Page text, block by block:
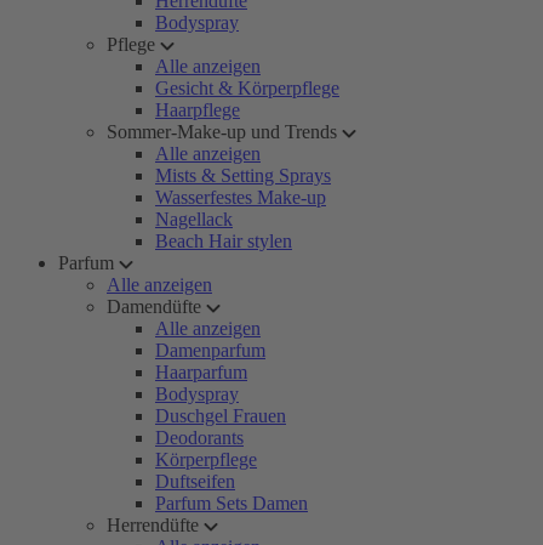
Bodyspray
Pflege
Alle anzeigen
Gesicht & Körperpflege
Haarpflege
Sommer-Make-up und Trends
Alle anzeigen
Mists & Setting Sprays
Wasserfestes Make-up
Nagellack
Beach Hair stylen
Parfum
Alle anzeigen
Damendüfte
Alle anzeigen
Damenparfum
Haarparfum
Bodyspray
Duschgel Frauen
Deodorants
Körperpflege
Duftseifen
Parfum Sets Damen
Herrendüfte